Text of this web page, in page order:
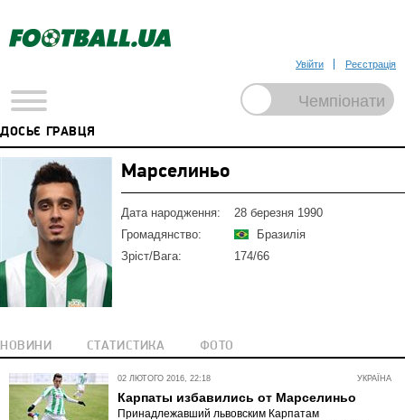
Увійти Реєстрація
ДОСЬЄ ГРАВЦЯ
Марселиньо
Дата народження:
28 березня 1990
Громадянство:
Бразилія
Зріст/Вага:
174/66
НОВИНИ СТАТИСТИКА ФОТО
УКРАЇНА
02 ЛЮТОГО 2016, 22:18
Карпаты избавились от Марселиньо
Принадлежавший львовским Карпатам